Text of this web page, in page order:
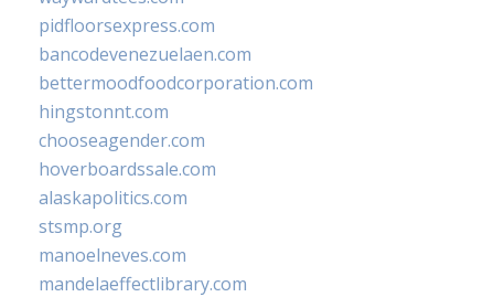
pidfloorsexpress.com
bancodevenezuelaen.com
bettermoodfoodcorporation.com
hingstonnt.com
chooseagender.com
hoverboardssale.com
alaskapolitics.com
stsmp.org
manoelneves.com
mandelaeffectlibrary.com